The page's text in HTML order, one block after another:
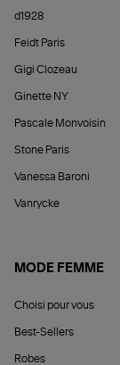
d1928
Feidt Paris
Gigi Clozeau
Ginette NY
Pascale Monvoisin
Stone Paris
Vanessa Baroni
Vanrycke
MODE FEMME
Choisi pour vous
Best-Sellers
Robes